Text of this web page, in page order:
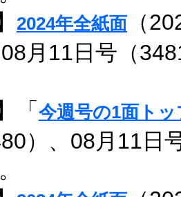
2024年全紙面 （
08月11日号（
「 今週号の1面トッ
）、08月11日